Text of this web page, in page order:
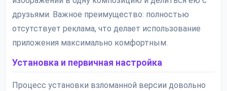
друзьями. Важное преимущество: полностью
отсутствует реклама, что делает использование
приложения максимально комфортным.
Установка и первичная настройка
Процесс установки взломанной версии довольно